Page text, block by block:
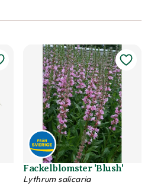
Fackelblomster 'Blush'
Lythrum salicaria